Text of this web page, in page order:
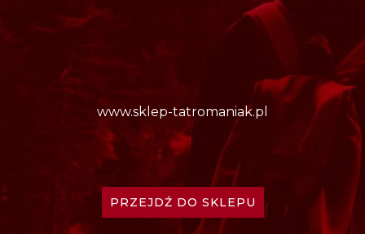
www.sklep-tatromaniak.pl
PRZEJDŹ DO SKLEPU